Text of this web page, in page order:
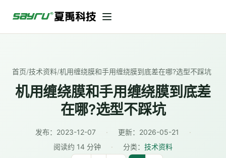
首页/技术资料/机用缠绕膜和手用缠绕膜到底差在哪?选型不踩坑
机用缠绕膜和手用缠绕膜到底差
在哪?选型不踩坑
发布： 2023-12-07 · 更新： 2026-05-21
·
阅读约 14 分钟
· 分类： 技术资料